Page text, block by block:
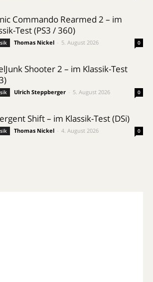
Commando Rearmed 2 – im
Test (PS3 / 360)
Thomas Nickel 5. August 2026 0
Shooter 2 – im Klassik-Test
Ulrich Steppberger 5. August 2026 0
Shift – im Klassik-Test (DSi)
Thomas Nickel 4. August 2026 0